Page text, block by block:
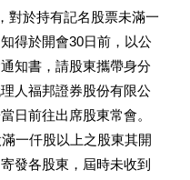
對於持有記名股票未滿一
得於開會30日前，以公
知書，請股東攜帶身分
人福邦證券股份有限公
日前往出席股東常會。
一仟股以上之股東其開
發各股東，屆時未收到